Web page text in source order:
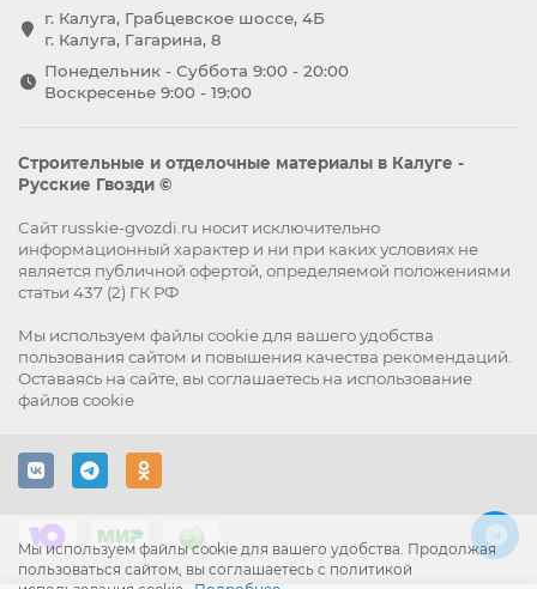
Мы используем файлы cookie для вашего удобства. Продолжая
пользоваться сайтом, вы соглашаетесь с политикой
г. Калуга, Грабцевское шоссе, 4Б
г. Калуга, Гагарина, 8
Понедельник - Суббота 9:00 - 20:00
Воскресенье 9:00 - 19:00
Строительные и отделочные материалы в Калуге -
Русские Гвозди ©
Сайт russkie-gvozdi.ru носит исключительно
информационный характер и ни при каких условиях не
является публичной офертой, определяемой положениями
статьи 437 (2) ГК РФ
Мы используем файлы cookie для вашего удобства
пользования сайтом и повышения качества рекомендаций.
Оставаясь на сайте, вы соглашаетесь на использование
файлов cookie